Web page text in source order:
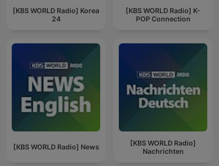
[KBS WORLD Radio] Korea
24
[KBS WORLD Radio] K-
POP Connection
[KBS WORLD Radio] News
[KBS WORLD Radio]
Nachrichten